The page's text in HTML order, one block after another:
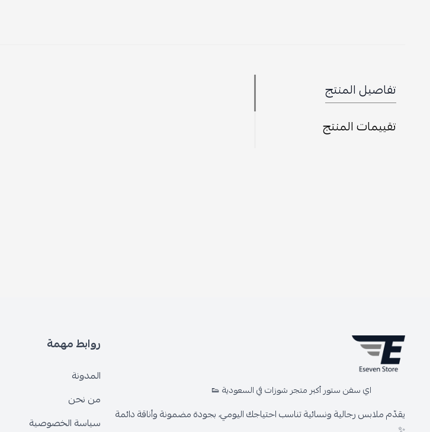
تفاصيل المنتج
تقييمات المنتج
اي سفن ستور أكبر متجر شوزات في السعودية 👟
يقدّم ملابس رجالية ونسائية تناسب احتياجك اليومي، بجودة مضمونة وأناقة دائمة
روابط مهمة
المدونة
من نحن
سياسة الخصوصية